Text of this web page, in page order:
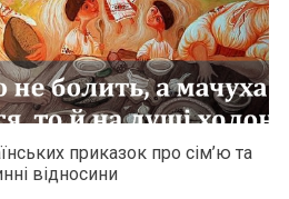
приказок про сім’ю та
відносини